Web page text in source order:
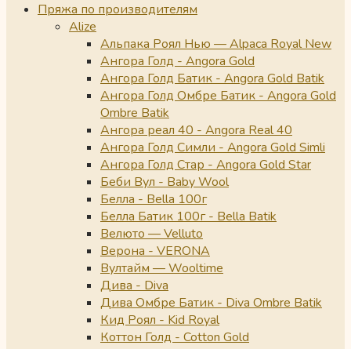
Пряжа по производителям
Alize
Альпака Роял Нью — Alpaca Royal New
Ангора Голд - Angora Gold
Ангора Голд Батик - Angora Gold Batik
Ангора Голд Омбре Батик - Angora Gold
Ombre Batik
Ангора реал 40 - Angora Real 40
Ангора Голд Симли - Angora Gold Simli
Ангора Голд Стар - Angora Gold Star
Беби Вул - Baby Wool
Белла - Bella 100г
Белла Батик 100г - Bella Batik
Велюто — Velluto
Верона - VERONA
Вултайм — Wooltime
Дива - Diva
Дива Омбре Батик - Diva Ombre Batik
Кид Роял - Kid Royal
Коттон Голд - Cotton Gold